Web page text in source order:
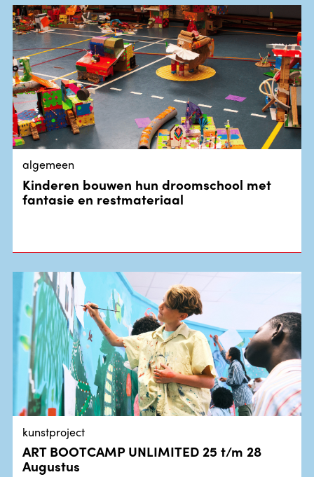
algemeen
Kinderen bouwen hun droomschool met
fantasie en restmateriaal
kunstproject
ART BOOTCAMP UNLIMITED 25 t/m 28
Augustus